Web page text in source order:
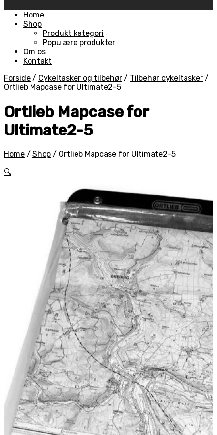
Skip
Home
Shop
Produkt kategori
Populære produkter
Om os
Kontakt
Forside / Cykeltasker og tilbehør / Tilbehør cykeltasker /
Ortlieb Mapcase for Ultimate2-5
Ortlieb Mapcase for
Ultimate2-5
Home / Shop / Ortlieb Mapcase for Ultimate2-5
🔍